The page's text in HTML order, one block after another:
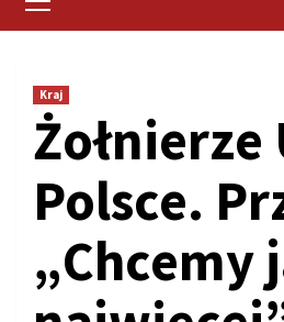
Menu
Kraj
Żołnierze
Polsce.
„Chcemy